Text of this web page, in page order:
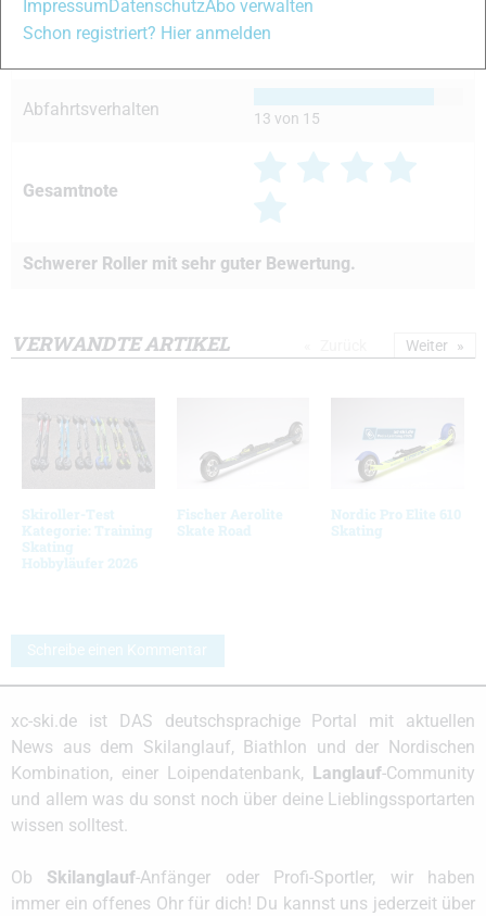
Laufruhe/Dämpfung
Abfahrtsverhalten 13 von 15
Gesamtnote
Schwerer Roller mit sehr guter Bewertung.
VERWANDTE ARTIKEL
Skiroller-Test
Kategorie: Training
Skating
Hobbyläufer 2026
Fischer Aerolite
Skate Road
Nordic Pro Elite 610
Skating
Weiter
Schreibe einen Kommentar
xc-ski.de ist DAS deutschsprachige Portal mit aktuellen
News aus dem Skilanglauf, Biathlon und der Nordischen
Kombination, einer Loipendatenbank,
Langlauf-Community
und allem was du sonst noch über deine Lieblingssportarten
wissen solltest.
Ob Skilanglauf-Anfänger oder Profi-Sportler, wir haben
immer ein offenes Ohr für dich! Du kannst uns jederzeit über
Impressum DatenschutzAbo verwalten
Schon registriert? Hier anmelden